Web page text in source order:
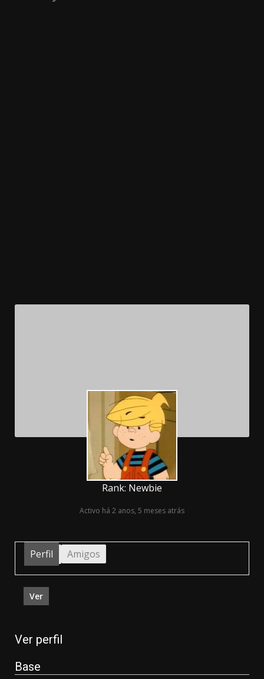
Rank: Newbie
Activo há 2 anos, 5 meses atrás
Perfil Amigos
Ver
Ver perfil
Base